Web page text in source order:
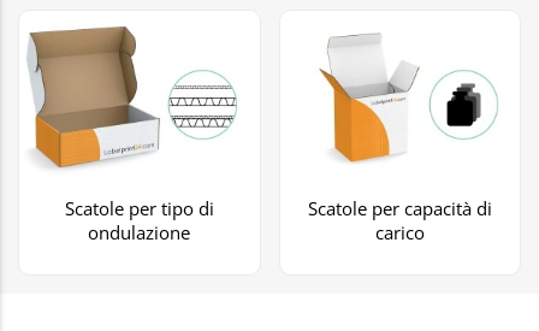
Scatole per tipo di
ondulazione
Scatole per capacità di
carico